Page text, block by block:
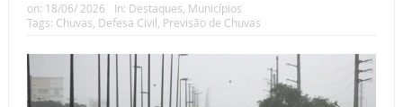
on: 18/06/ 2026 In: Destaques, Municípios
Tags: Chuvas, Defesa Civil, Previsão de Chuvas